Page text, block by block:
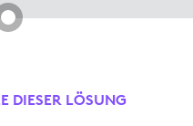
DIESER LÖSUNG